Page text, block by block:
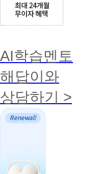
AI학습멘토
해답이와
상담하기 >